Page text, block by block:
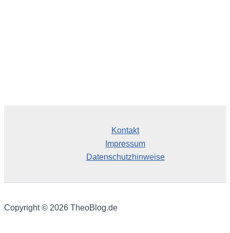
Kontakt
Impressum
Datenschutzhinweise
Copyright © 2026 TheoBlog.de